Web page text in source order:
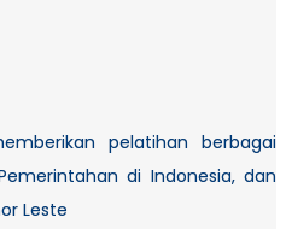
pelatihan berbagai
di Indonesia, dan
Leste